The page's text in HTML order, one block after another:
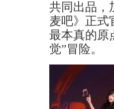
共同出品，
麦吧》正式
最本真的原
觉”冒险。